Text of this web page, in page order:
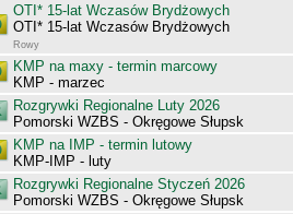
OTI* 15-lat Wczasów Brydżowych
OTI* 15-lat Wczasów Brydżowych
Rowy
KMP na maxy - termin marcowy
KMP - marzec
Rozgrywki Regionalne Luty 2026
Pomorski WZBS - Okręgowe Słupsk
KMP na IMP - termin lutowy
KMP-IMP - luty
Rozgrywki Regionalne Styczeń 2026
Pomorski WZBS - Okręgowe Słupsk